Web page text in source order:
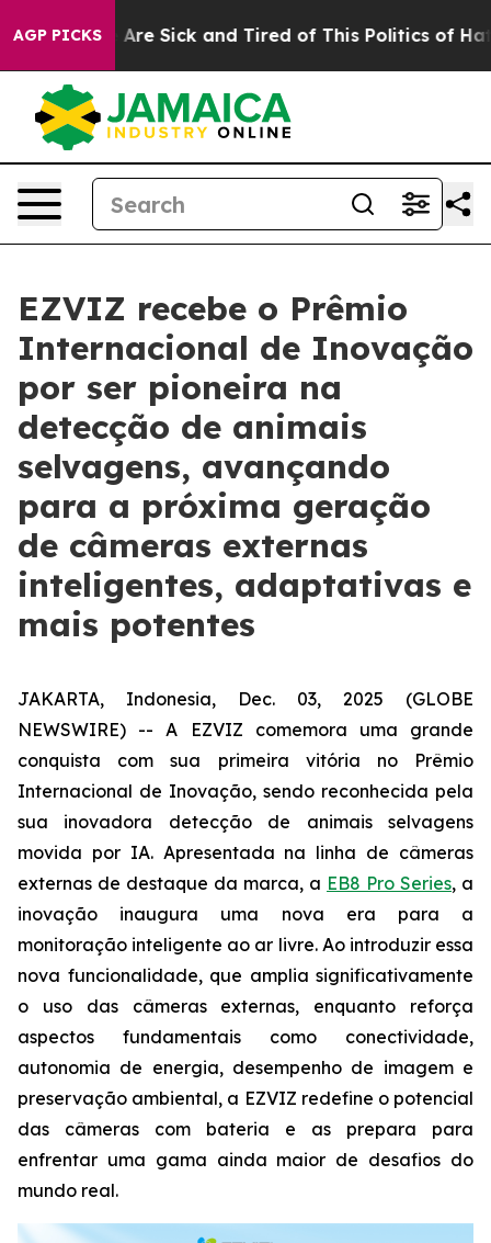
AGP PICKSAre Sick and Tired of This Politics of Hatred”
EZVIZ recebe o Prêmio
Internacional de Inovação
por ser pioneira na
detecção de animais
selvagens, avançando
para a próxima geração
de câmeras externas
inteligentes, adaptativas e
mais potentes
JAKARTA, Indonesia, Dec. 03, 2025 (GLOBE
NEWSWIRE) -- A EZVIZ comemora uma grande
conquista com sua primeira vitória no Prêmio
Internacional de Inovação, sendo reconhecida pela
sua inovadora detecção de animais selvagens
movida por IA. Apresentada na linha de câmeras
externas de destaque da marca, a EB8 Pro Series, a
inovação inaugura uma nova era para a
monitoração inteligente ao ar livre. Ao introduzir essa
nova funcionalidade, que amplia significativamente
o uso das câmeras externas, enquanto reforça
aspectos fundamentais como conectividade,
autonomia de energia, desempenho de imagem e
preservação ambiental, a EZVIZ redefine o potencial
das câmeras com bateria e as prepara para
enfrentar uma gama ainda maior de desafios do
mundo real.